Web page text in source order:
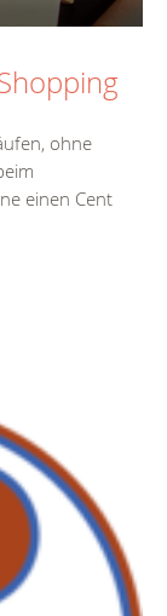
ohne
einen Cent